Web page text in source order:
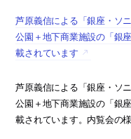
芦原義信による「銀座・ソ
公園＋地下商業施設の「銀
載されています
芦原義信による「銀座・ソ
公園＋地下商業施設の「銀
載されています。内覧会の